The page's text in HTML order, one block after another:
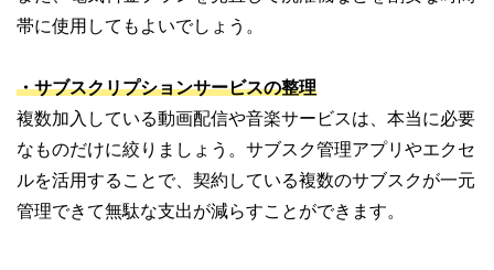
帯に使用してもよいでしょう。
・サブスクリプションサービスの整理
複数加入している動画配信や音楽サービスは、本当に必要
なものだけに絞りましょう。サブスク管理アプリやエクセ
ルを活用することで、契約している複数のサブスクが一元
管理できて無駄な支出が減らすことができます。